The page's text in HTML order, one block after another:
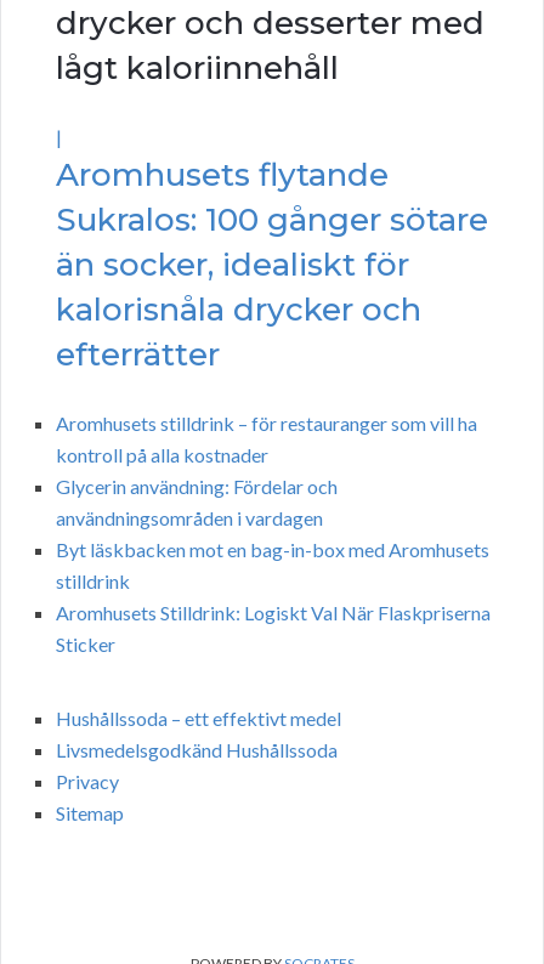
drycker och desserter med
lågt kaloriinnehåll
|
Aromhusets flytande
Sukralos: 100 gånger sötare
än socker, idealiskt för
kalorisnåla drycker och
efterrätter
Aromhusets stilldrink – för restauranger som vill ha
kontroll på alla kostnader
Glycerin användning: Fördelar och
användningsområden i vardagen
Byt läskbacken mot en bag-in-box med Aromhusets
stilldrink
Aromhusets Stilldrink: Logiskt Val När Flaskpriserna
Sticker
Hushållssoda – ett effektivt medel
Livsmedelsgodkänd Hushållssoda
Privacy
Sitemap